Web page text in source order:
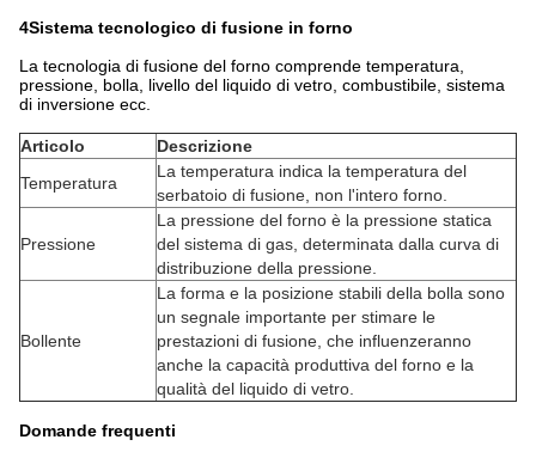
4Sistema tecnologico di fusione in forno
La tecnologia di fusione del forno comprende temperatura,
pressione, bolla, livello del liquido di vetro, combustibile, sistema
di inversione ecc.
Articolo
Descrizione
Temperatura
La temperatura indica la temperatura del
serbatoio di fusione, non l'intero forno.
Pressione
La pressione del forno è la pressione statica
del sistema di gas, determinata dalla curva di
distribuzione della pressione.
Bollente
La forma e la posizione stabili della bolla sono
un segnale importante per stimare le
prestazioni di fusione, che influenzeranno
anche la capacità produttiva del forno e la
qualità del liquido di vetro.
Domande frequenti